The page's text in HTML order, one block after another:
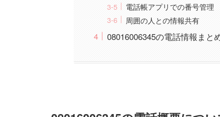
電話帳アプリでの番号管理
周囲の人との情報共有
08016006345の電話情報まと